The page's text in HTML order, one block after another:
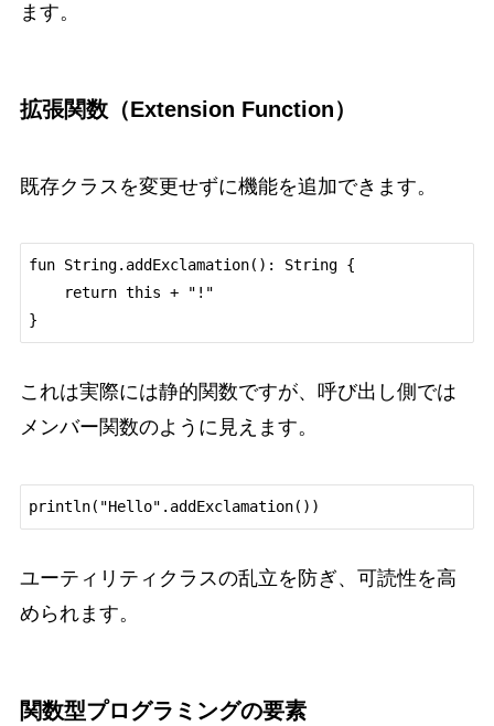
ます。
拡張関数（Extension Function）
既存クラスを変更せずに機能を追加できます。
fun String.addExclamation(): String {
}
これは実際には静的関数ですが、呼び出し側では
メンバー関数のように見えます。
println("Hello".addExclamation())
ユーティリティクラスの乱立を防ぎ、可読性を高
められます。
関数型プログラミングの要素